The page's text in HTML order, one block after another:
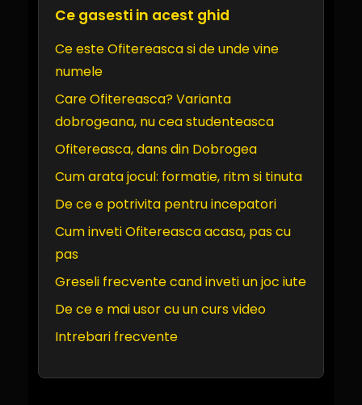
Ce gasesti in acest ghid
Ce este Ofitereasca si de unde vine
numele
Care Ofitereasca? Varianta
dobrogeana, nu cea studenteasca
Ofitereasca, dans din Dobrogea
Cum arata jocul: formatie, ritm si tinuta
De ce e potrivita pentru incepatori
Cum inveti Ofitereasca acasa, pas cu
pas
Greseli frecvente cand inveti un joc iute
De ce e mai usor cu un curs video
Intrebari frecvente